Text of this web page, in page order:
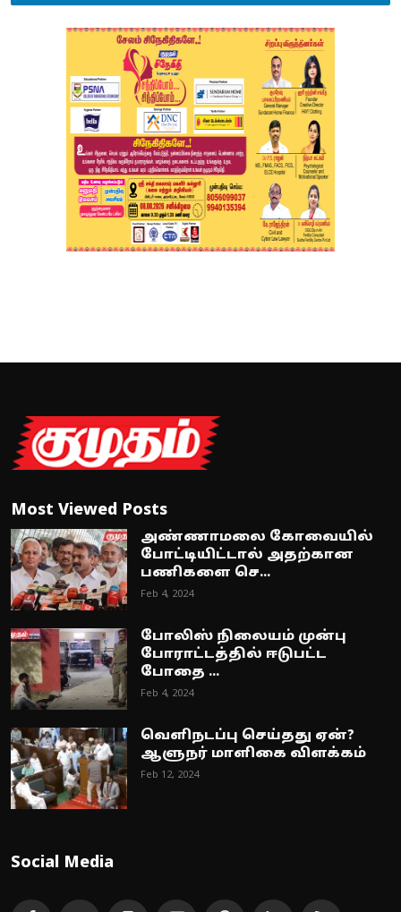
Most Viewed Posts
அண்ணாமலை கோவையில்
போட்டியிட்டால் அதற்கான
பணிகளை செ...
Feb 4, 2024
போலிஸ் நிலையம் முன்பு
போராட்டத்தில் ஈடுபட்ட
போதை ...
Feb 4, 2024
வெளிநடப்பு செய்தது ஏன்?
ஆளுநர் மாளிகை விளக்கம்
Feb 12, 2024
Social Media